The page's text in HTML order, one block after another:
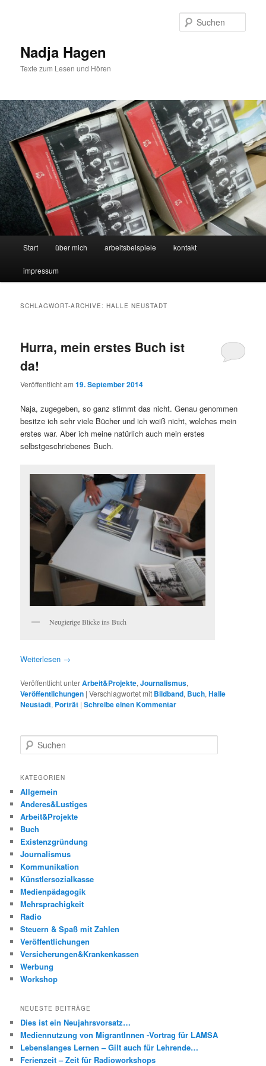
Nadja Hagen
Texte zum Lesen und Hören
Start über mich arbeitsbeispiele kontakt
impressum
SCHLAGWORT-ARCHIVE:HALLE NEUSTADT
Hurra, mein erstes Buch ist
da!
Veröffentlicht am19. September 2014
Naja, zugegeben, so ganz stimmt das nicht. Genau genommen
besitze ich sehr viele Bücher und ich weiß nicht, welches mein
erstes war. Aber ich meine natürlich auch mein erstes
selbstgeschriebenes Buch.
Neugierige Blicke ins Buch
Weiterlesen →
Veröffentlicht unterArbeit&Projekte,Journalismus,
Veröffentlichungen |Verschlagwortet mit Bildband, Buch,Halle
Neustadt, Porträt |Schreibe einen Kommentar
u
h
n
KATEGORIEN
Allgemein
Anderes&Lustiges
Arbeit&Projekte
Buch
Existenzgründung
Journalismus
Kommunikation
Künstlersozialkasse
Medienpädagogik
Mehrsprachigkeit
Radio
Steuern & Spaß mit Zahlen
Veröffentlichungen
Versicherungen&Krankenkassen
Werbung
Workshop
NEUESTE BEITRÄGE
Dies ist ein Neujahrsvorsatz…
Mediennutzung von MigrantInnen -Vortrag für LAMSA
Lebenslanges Lernen – Gilt auch für Lehrende…
Ferienzeit – Zeit für Radioworkshops